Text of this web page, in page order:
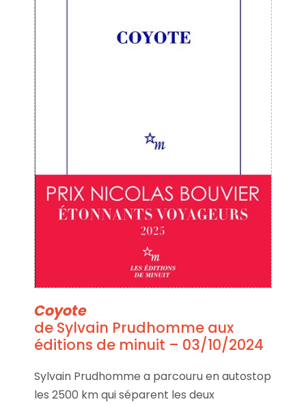
Coyote
de Sylvain Prudhomme aux
éditions de minuit – 03/10/2024
Sylvain Prudhomme a parcouru en autostop
les 2500 km qui séparent les deux